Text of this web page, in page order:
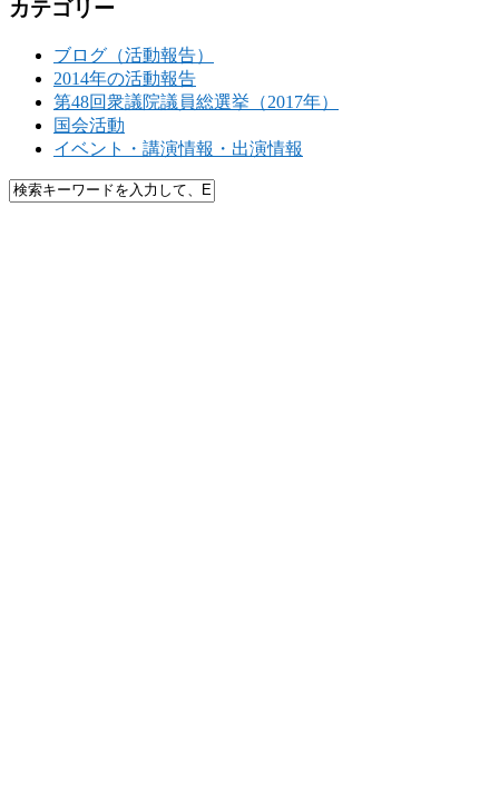
カテゴリー
ブログ（活動報告）
2014年の活動報告
第48回衆議院議員総選挙（2017年）
国会活動
イベント・講演情報・出演情報